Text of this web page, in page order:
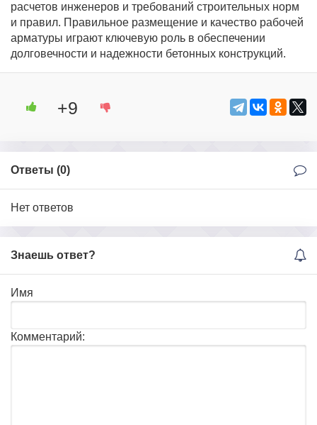
расчетов инженеров и требований строительных норм
и правил. Правильное размещение и качество рабочей
арматуры играют ключевую роль в обеспечении
долговечности и надежности бетонных конструкций.
+9
Ответы (0)
Нет ответов
Знаешь ответ?
Имя
Комментарий: